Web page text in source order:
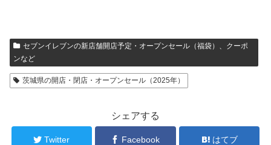
セブンイレブンの新店舗開店予定・オープンセール（福袋）、クーポ
ンなど
茨城県の開店・閉店・オープンセール（2025年）
シェアする
Twitter Facebook はてブ